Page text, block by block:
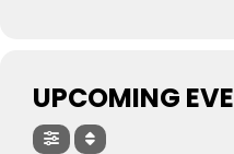
UPCOMING